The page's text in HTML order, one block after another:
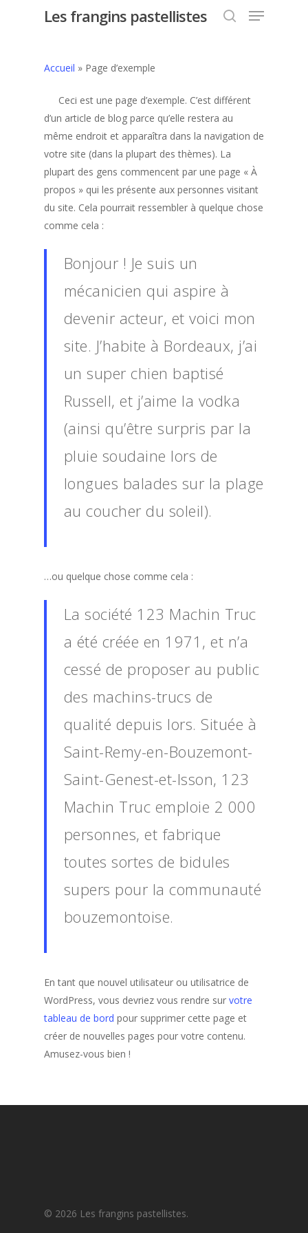
Les frangins pastellistes
Accueil » Page d’exemple
Ceci est une page d’exemple. C’est différent
d’un article de blog parce qu’elle restera au
même endroit et apparaîtra dans la navigation de
votre site (dans la plupart des thèmes). La
plupart des gens commencent par une page « À
propos » qui les présente aux personnes visitant
du site. Cela pourrait ressembler à quelque chose
comme cela :
Bonjour ! Je suis un
mécanicien qui aspire à
devenir acteur, et voici mon
site. J’habite à Bordeaux, j’ai
un super chien baptisé
Russell, et j’aime la vodka
(ainsi qu’être surpris par la
pluie soudaine lors de
longues balades sur la plage
au coucher du soleil).
…ou quelque chose comme cela :
La société 123 Machin Truc
a été créée en 1971, et n’a
cessé de proposer au public
des machins-trucs de
qualité depuis lors. Située à
Saint-Remy-en-Bouzemont-
Saint-Genest-et-Isson, 123
Machin Truc emploie 2 000
personnes, et fabrique
toutes sortes de bidules
supers pour la communauté
bouzemontoise.
En tant que nouvel utilisateur ou utilisatrice de
WordPress, vous devriez vous rendre sur votre
tableau de bord pour supprimer cette page et
créer de nouvelles pages pour votre contenu.
Amusez-vous bien !
© 2026 Les frangins pastellistes.